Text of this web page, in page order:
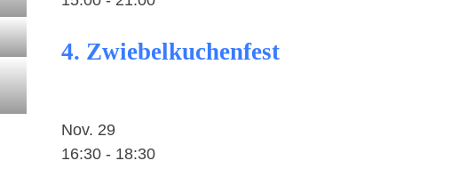
4. Zwiebelkuchenfest
Nov. 29
16:30 - 18:30